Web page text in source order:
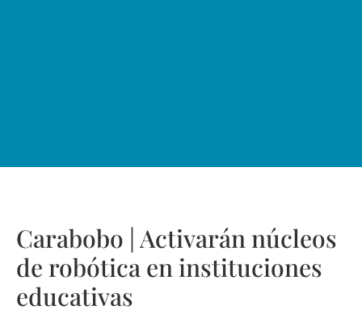
Carabobo | Activarán núcleos
de robótica en instituciones
educativas